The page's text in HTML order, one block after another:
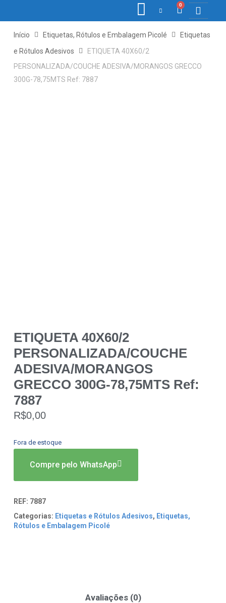
0
Início Etiquetas, Rótulos e Embalagem Picolé
Etiquetas
e Rótulos Adesivos
ETIQUETA 40X60/2
PERSONALIZADA/COUCHE ADESIVA/MORANGOS GRECCO
300G-78,75MTS Ref: 7887
ETIQUETA 40X60/2
PERSONALIZADA/COUCHE
ADESIVA/MORANGOS
GRECCO 300G-78,75MTS Ref:
7887
R$0,00
Fora de estoque
Compre pelo WhatsApp
REF: 7887
Categorias: Etiquetas e Rótulos Adesivos, Etiquetas,
Rótulos e Embalagem Picolé
Avaliações (0)